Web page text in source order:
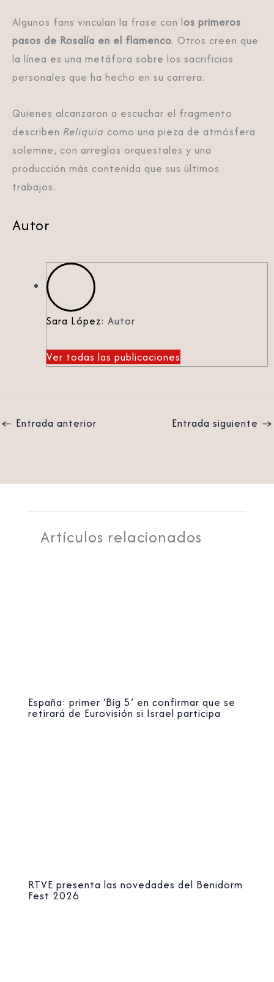
Algunos fans vinculan la frase con los primeros
pasos de Rosalía en el flamenco. Otros creen que
la línea es una metáfora sobre los sacrificios
personales que ha hecho en su carrera.
Quienes alcanzaron a escuchar el fragmento
describen Reliquia como una pieza de atmósfera
solemne, con arreglos orquestales y una
producción más contenida que sus últimos
trabajos.
Autor
Sara López: Autor
Ver todas las publicaciones
← Entrada anterior Entrada siguiente →
Artículos relacionados
España: primer ‘Big 5’ en confirmar que se
retirará de Eurovisión si Israel participa
RTVE presenta las novedades del Benidorm
Fest 2026